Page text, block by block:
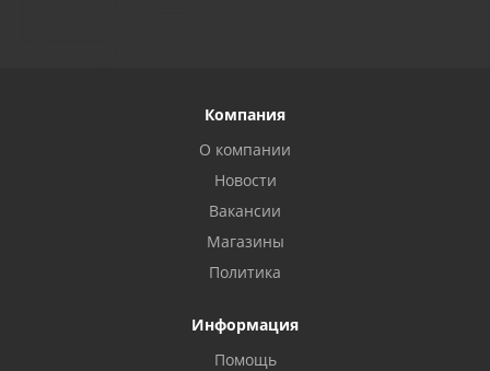
Компания
О компании
Новости
Вакансии
Магазины
Политика
Информация
Помощь